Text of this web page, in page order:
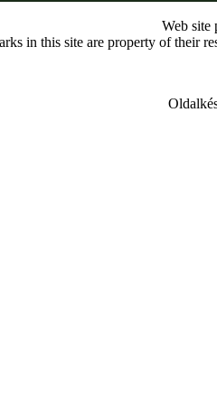
Web site
in this site are property of their